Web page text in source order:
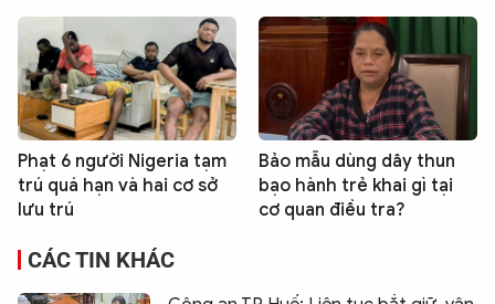
Phạt 6 người Nigeria tạm
trú quá hạn và hai cơ sở
lưu trú
Bảo mẫu dùng dây thun
bạo hành trẻ khai gì tại
cơ quan điều tra?
CÁC TIN KHÁC